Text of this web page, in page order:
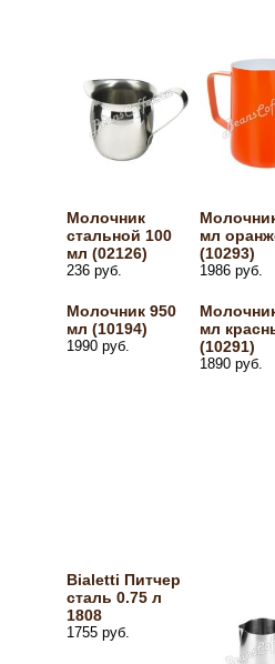
Молочник
стальной 100
мл (02126)
236 руб.
мл
(10293)
1986 руб.
Молочник 950
мл (10194)
1990 руб.
мл
(10291)
1890 руб.
Bialetti Питчер
сталь 0.75 л
1808
1755 руб.